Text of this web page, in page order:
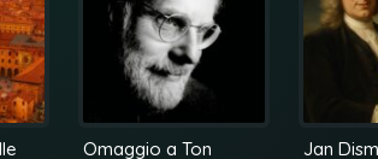
Omaggio a Ton
Jan